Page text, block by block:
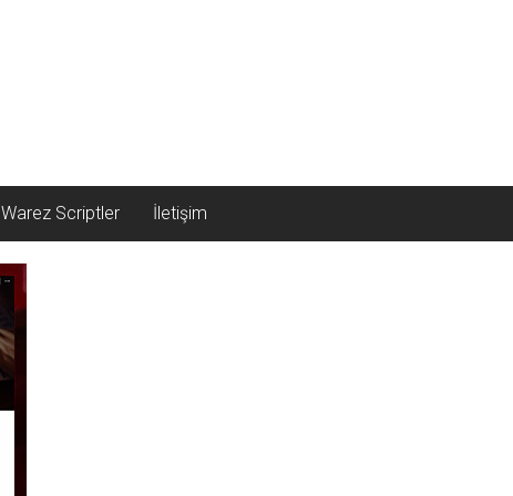
Warez Scriptler İletişim